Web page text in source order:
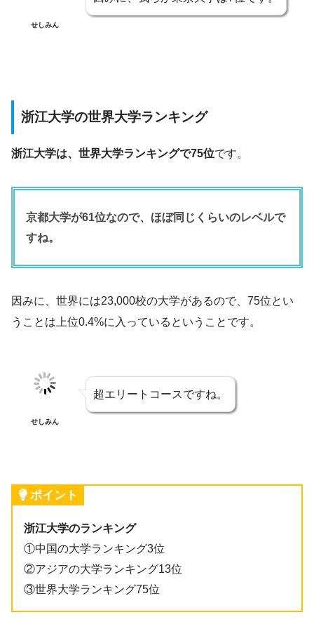
せしみん
浙江大学の世界大学ランキング
浙江大学は、世界大学ランキングで75位です。
京都大学が61位なので、ほぼ同じくらいのレベルで
すね。
因みに、世界には23,000校の大学があるので、75位とい
うことは上位0.4%に入っているということです。
せしみん
超エリートコースですね。
ポイント
浙江大学のランキング
①中国の大学ランキング3位
②アジアの大学ランキング13位
③世界大学ランキング75位